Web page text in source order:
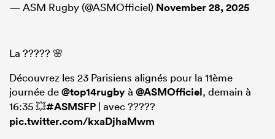
— ASM Rugby (@ASMOfficiel) November 28, 2025
La ????? 🌸
Découvrez les 23 Parisiens alignés pour la 11ème
journée de@top14rugbyà @ASMOfficiel, demain à
16:35 💥#ASMSFP | avec ?????
pic.twitter.com/kxaDjhaMwm